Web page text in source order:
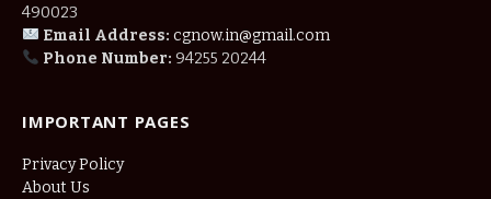
490023
Email Address: cgnow.in@gmail.com
Phone Number: 94255 20244
IMPORTANT PAGES
Privacy Policy
About Us